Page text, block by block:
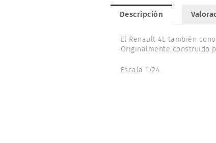
Descripción
El Renault 4L también
Originalmente construido
Escala 1/24